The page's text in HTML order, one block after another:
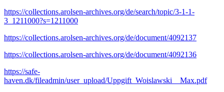
https://collections.arolsen-archives.org/de/search/topic/3-1-1-
3_1211000?s=1211000
https://collections.arolsen-archives.org/de/document/4092137
https://collections.arolsen-archives.org/de/document/4092136
https://safe-
haven.dk/fileadmin/user_upload/Uppgift_Woislawski__Max.pdf